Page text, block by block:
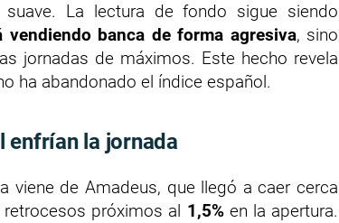
La lectura de fondo sigue siendo
vendiendo banca de forma agresiva, sino
jornadas de máximos. Este hecho revela
ha abandonado el índice español.
enfrían la jornada
viene de Amadeus, que llegó a caer cerca
próximos al 1,5%en la apertura.